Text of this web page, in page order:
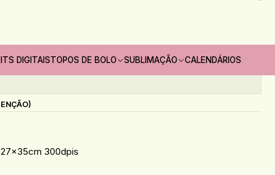
DIGITAISTOPOS DE BOLO SUBLIMAÇÃO CALENDÁRIOS
300dpis